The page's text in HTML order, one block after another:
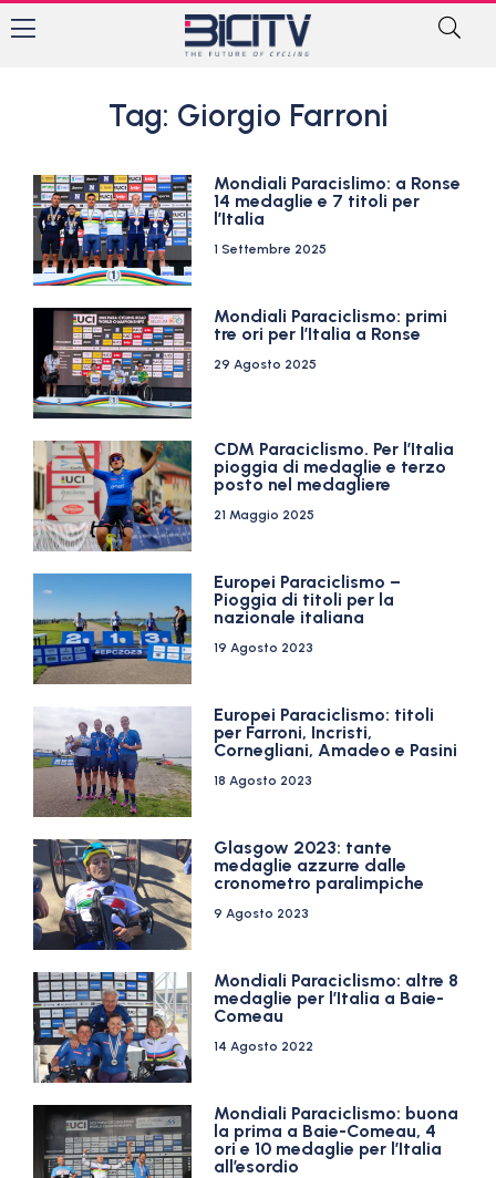
Tag: Giorgio Farroni
Mondiali Paracislimo: a Ronse
14 medaglie e 7 titoli per
l’Italia
1 Settembre 2025
Mondiali Paraciclismo: primi
tre ori per l’Italia a Ronse
29 Agosto 2025
CDM Paraciclismo. Per l’Italia
pioggia di medaglie e terzo
posto nel medagliere
21 Maggio 2025
Europei Paraciclismo –
Pioggia di titoli per la
nazionale italiana
19 Agosto 2023
Europei Paraciclismo: titoli
per Farroni, Incristi,
Cornegliani, Amadeo e Pasini
18 Agosto 2023
Glasgow 2023: tante
medaglie azzurre dalle
cronometro paralimpiche
9 Agosto 2023
Mondiali Paraciclismo: altre 8
medaglie per l’Italia a Baie-
Comeau
14 Agosto 2022
Mondiali Paraciclismo: buona
la prima a Baie-Comeau, 4
ori e 10 medaglie per l’Italia
all’esordio